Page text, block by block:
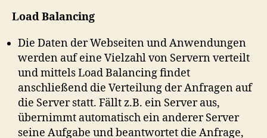
Load Balancing
Die Daten der Webseiten und Anwendungen
werden auf eine Vielzahl von Servern verteilt
und mittels Load Balancing findet
anschließend die Verteilung der Anfragen auf
die Server statt. Fällt z.B. ein Server aus,
übernimmt automatisch ein anderer Server
seine Aufgabe und beantwortet die Anfrage,